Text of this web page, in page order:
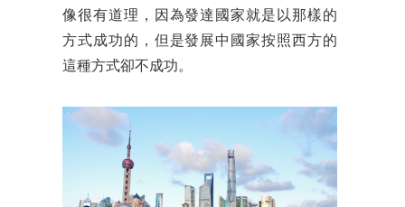
像很有道理，因為發達國家就是以那樣的
方式成功的，但是發展中國家按照西方的
這種方式卻不成功。